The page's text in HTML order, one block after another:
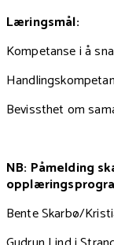
Læringsmål:
Kompetanse i å
Bevissthet om
NB: Påmelding
Bente Skarbø/